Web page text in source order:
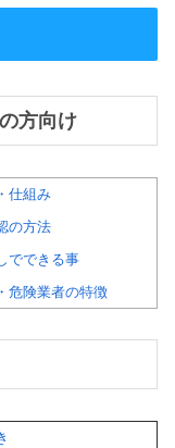
方向け
仕組み
の方法
でできる事
危険業者の特徴